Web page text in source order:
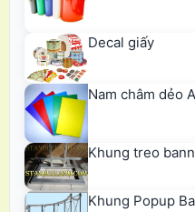
Decal giấy
Nam châm dẻo
Khung treo
Khung Popup